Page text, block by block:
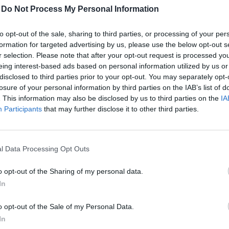
Do Not Process My Personal Information
opt-out of the sale, sharing to third parties, or processing of your
for targeted advertising by us, please use the below opt-out
selection. Please note that after your opt-out request is processed
interest-based ads based on personal information utilized by us
to third parties prior to your opt-out. You may separately
of your personal information by third parties on the IAB’s list of
This information may also be disclosed by us to third parties on the
Participants that may further disclose it to other third parties.
Data Processing Opt Outs
opt-out of the Sharing of my personal data.
opt-out of the Sale of my Personal Data.
és az inflációs folyamatok közepette a somogyi
vált a megfelelő finanszírozási források
Árpád, a Somogyi Kereskedelmi és Iparkamara
kaposvári állomásán, hangsúlyozva,
programot, valamint a Széchenyi Kártya Programot,
kiemelt szerepet kap. A rendezvényen a két
támogatást biztosít a vállalkozások számára.
ban! Jön a Portfolio félnapos, üzleti vidéki
helyzetképpel segíti a helyi kkv-szektort. Szeptemberben